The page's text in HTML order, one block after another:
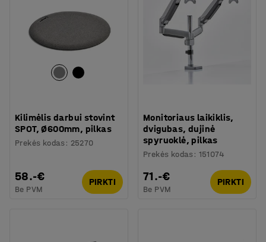
Kilimėlis darbui stovint
SPOT, Ø600mm, pilkas
Prekės kodas : 25270
58.-€
Be PVM
PIRKTI
Monitoriaus laikiklis,
dvigubas, dujinė
spyruoklė, pilkas
Prekės kodas : 151074
71.-€
Be PVM
PIRKTI